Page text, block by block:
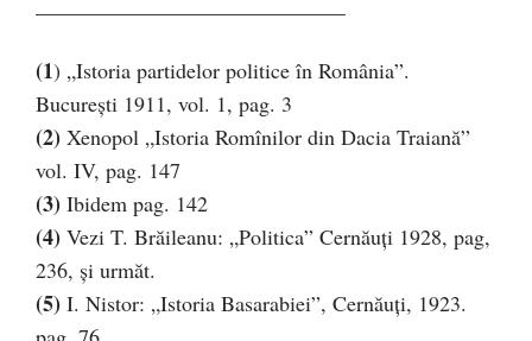
(1) „Istoria partidelor politice în România”.
Bucureşti 1911, vol. 1, pag. 3
(2) Xenopol „Istoria Romînilor din Dacia Traiană”
vol. IV, pag. 147
(3) Ibidem pag. 142
(4) Vezi T. Brăileanu: „Politica” Cernăuţi 1928, pag,
236, şi următ.
(5) I. Nistor: „Istoria Basarabiei”, Cernăuţi, 1923.